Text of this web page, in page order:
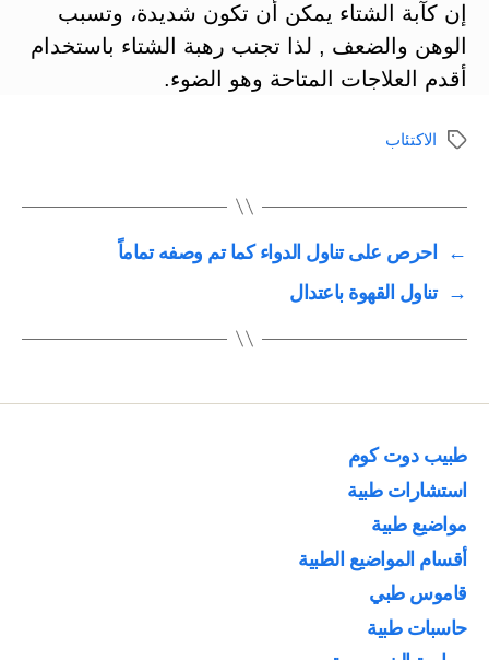
إن كآبة الشتاء يمكن أن تكون شديدة، وتسبب
الوهن والضعف , لذا تجنب رهبة الشتاء باستخدام
أقدم العلاجات المتاحة وهو الضوء.
الوسومالاكتئاب
←
احرص على تناول الدواء كما تم وصفه تماماً
→
تناول القهوة باعتدال
طبيب دوت كوم
استشارات طبية
مواضيع طبية
أقسام المواضيع الطبية
قاموس طبي
حاسبات طبية